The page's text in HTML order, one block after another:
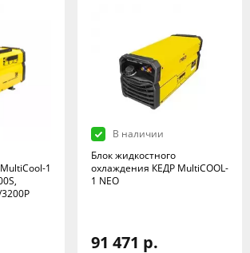
1
В наличии
Блок жидкостного
охлаждения КЕДР MultiCOOL-
1 NEO
91 471 р.